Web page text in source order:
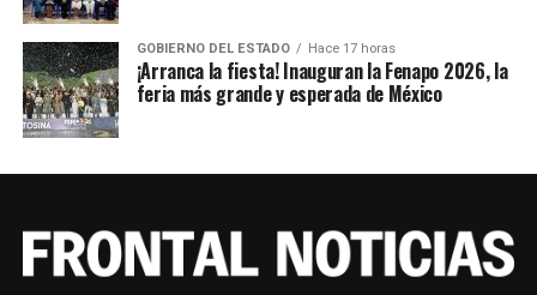
GOBIERNO DEL ESTADO Hace 17 horas
¡Arranca la fiesta! Inauguran la Fenapo 2026, la
feria más grande y esperada de México